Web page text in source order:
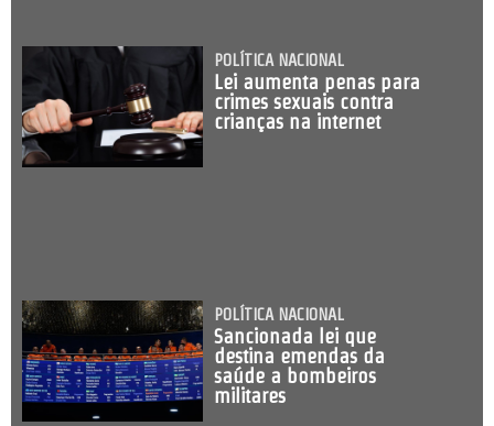
POLÍTICA NACIONAL
Lei aumenta penas para
crimes sexuais contra
crianças na internet
POLÍTICA NACIONAL
Sancionada lei que
destina emendas da
saúde a bombeiros
militares